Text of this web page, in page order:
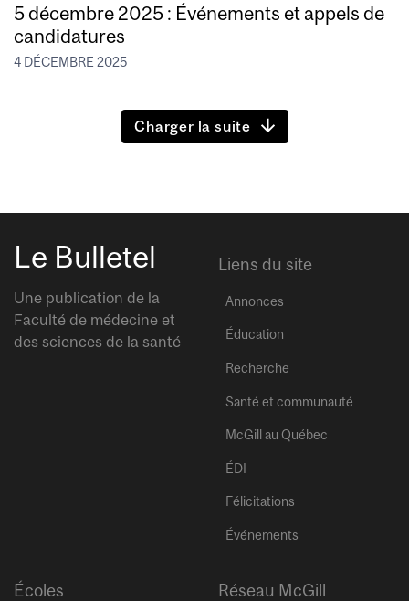
5 décembre 2025 : Événements et appels de
candidatures
4 DÉCEMBRE 2025
Charger la suite
Le Bulletel
Une publication de la
Faculté de médecine et
des sciences de la santé
Liens du site
Annonces
Éducation
Recherche
Santé et communauté
McGill au Québec
ÉDI
Félicitations
Événements
Écoles Réseau McGill